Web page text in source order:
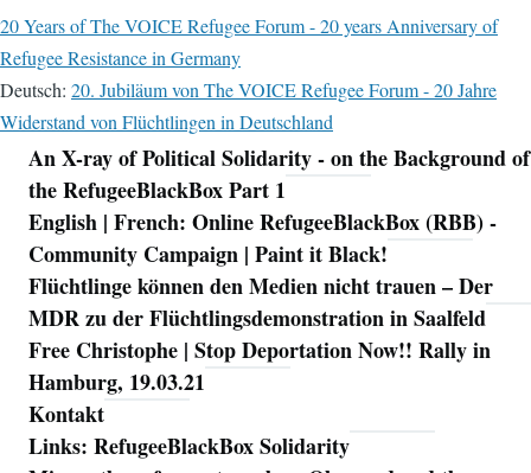
20 Years of The VOICE Refugee Forum - 20 years Anniversary of
Refugee Resistance in Germany
Deutsch: 20. Jubiläum von The VOICE Refugee Forum - 20 Jahre
Widerstand von Flüchtlingen in Deutschland
Navigation
An X-ray of Political Solidarity - on the Background of
the RefugeeBlackBox Part 1
English | French: Online RefugeeBlackBox (RBB) -
Community Campaign | Paint it Black!
Flüchtlinge können den Medien nicht trauen – Der
MDR zu der Flüchtlingsdemonstration in Saalfeld
Free Christophe | Stop Deportation Now!! Rally in
Hamburg, 19.03.21
Kontakt
Links: RefugeeBlackBox Solidarity